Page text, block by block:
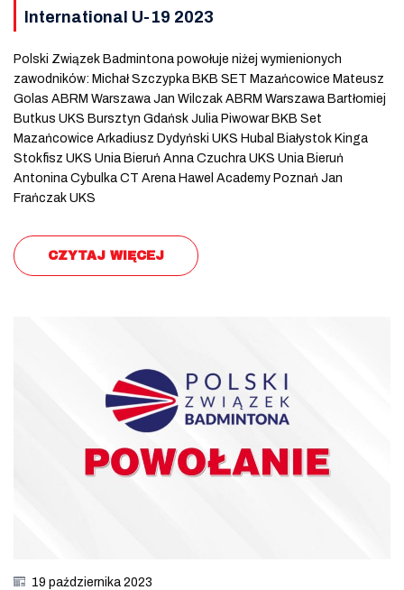
International U-19 2023
Polski Związek Badmintona powołuje niżej wymienionych
zawodników: Michał Szczypka BKB SET Mazańcowice Mateusz
Golas ABRM Warszawa Jan Wilczak ABRM Warszawa Bartłomiej
Butkus UKS Bursztyn Gdańsk Julia Piwowar BKB Set
Mazańcowice Arkadiusz Dydyński UKS Hubal Białystok Kinga
Stokfisz UKS Unia Bieruń Anna Czuchra UKS Unia Bieruń
Antonina Cybulka CT Arena Hawel Academy Poznań Jan
Frańczak UKS
CZYTAJ WIĘCEJ
19 października 2023